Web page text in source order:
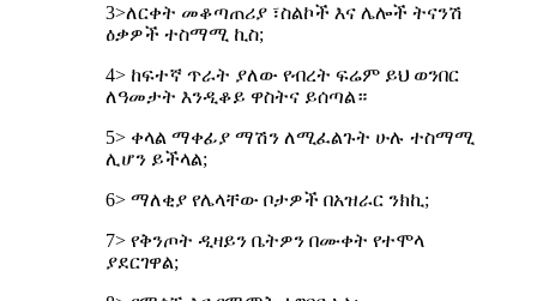
3>ለርቀት መቆጣጠሪያ ፣ስልኮች እና ሌሎች ትናንሽ
ዕቃዎች ተስማሚ ኪስ;
4> ከፍተኛ ጥራት ያለው የብረት ፍሬም ይህ ወንበር
ለዓመታት እንዲቆይ ዋስትና ይሰጣል።
5> ቀላል ማቀፊያ ማሽን ለሚፈልጉት ሁሉ ተስማሚ
ሊሆን ይችላል;
6> ማለቂያ የሌላቸው ቦታዎች በአዝራር ንክኪ;
7> የቅንጦት ዲዛይን ቤትዎን በሙቀት የተሞላ
ያደርገዋል;